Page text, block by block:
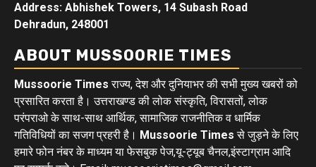
Address: Abhishek Towers, 14 Subash Road
Dehradun, 248001
ABOUT MUSSOORIE TIMES
Mussoorie Times राज्य, देश और दुनियाभर की सभी मुख्य खबरों को
प्रसारित करता है। उत्तराखण्ड की लोक संस्कृति, विरासतों, लोक
परंपराओ के साथ-साथ आर्थिक, सामाजिक राजनीतिक व धार्मिक
गतिविधियों का सजग प्रहरी है। Mussoorie Times से जुड़ने के लिए
हमारे फोन नंबर के माध्यम या फेसबुक पेज,यू-ट्यूब चैनल,इंस्टाग्राम आदि